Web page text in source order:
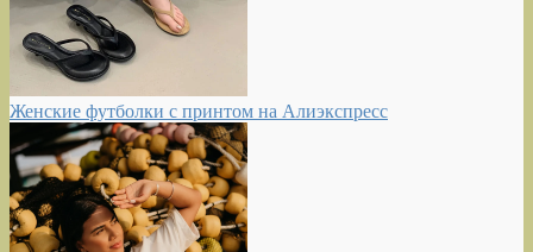
Женские футболки с принтом на Алиэкспресс